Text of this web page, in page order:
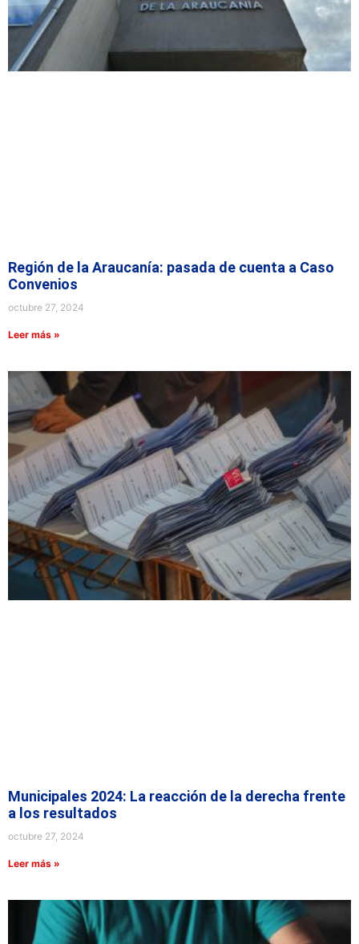
Región de la Araucanía: pasada de cuenta a Caso
Convenios
octubre 27, 2024
Leer más »
Municipales 2024: La reacción de la derecha frente
a los resultados
octubre 27, 2024
Leer más »